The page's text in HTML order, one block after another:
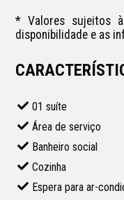
* Valores sujeitos
disponibilidade e as
01 suíte
Área de serviço
Banheiro social
Cozinha
Espera para ar-